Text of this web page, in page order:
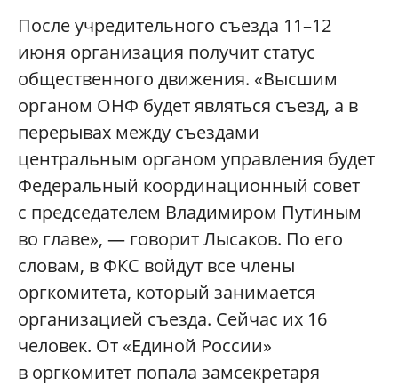
После учредительного съезда 11–12
июня организация получит статус
общественного движения. «Высшим
органом ОНФ будет являться съезд, а в
перерывах между съездами
центральным органом управления будет
Федеральный координационный совет
с председателем Владимиром Путиным
во главе», — говорит Лысаков. По его
словам, в ФКС войдут все члены
оргкомитета, который занимается
организацией съезда. Сейчас их 16
человек. От «Единой России»
в оргкомитет попала замсекретаря